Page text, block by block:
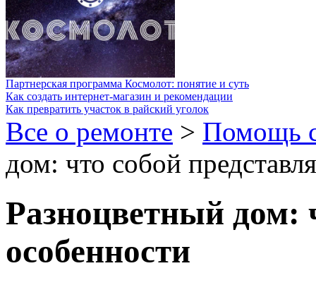
Партнерская программа Космолот: понятие и суть
Как создать интернет-магазин и рекомендации
Как превратить участок в райский уголок
Все о ремонте > Помощь
дом: что собой
Разноцветный дом:
особенности